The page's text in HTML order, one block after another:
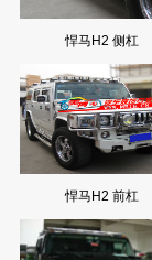
悍马H2 侧杠
悍马H2 前杠